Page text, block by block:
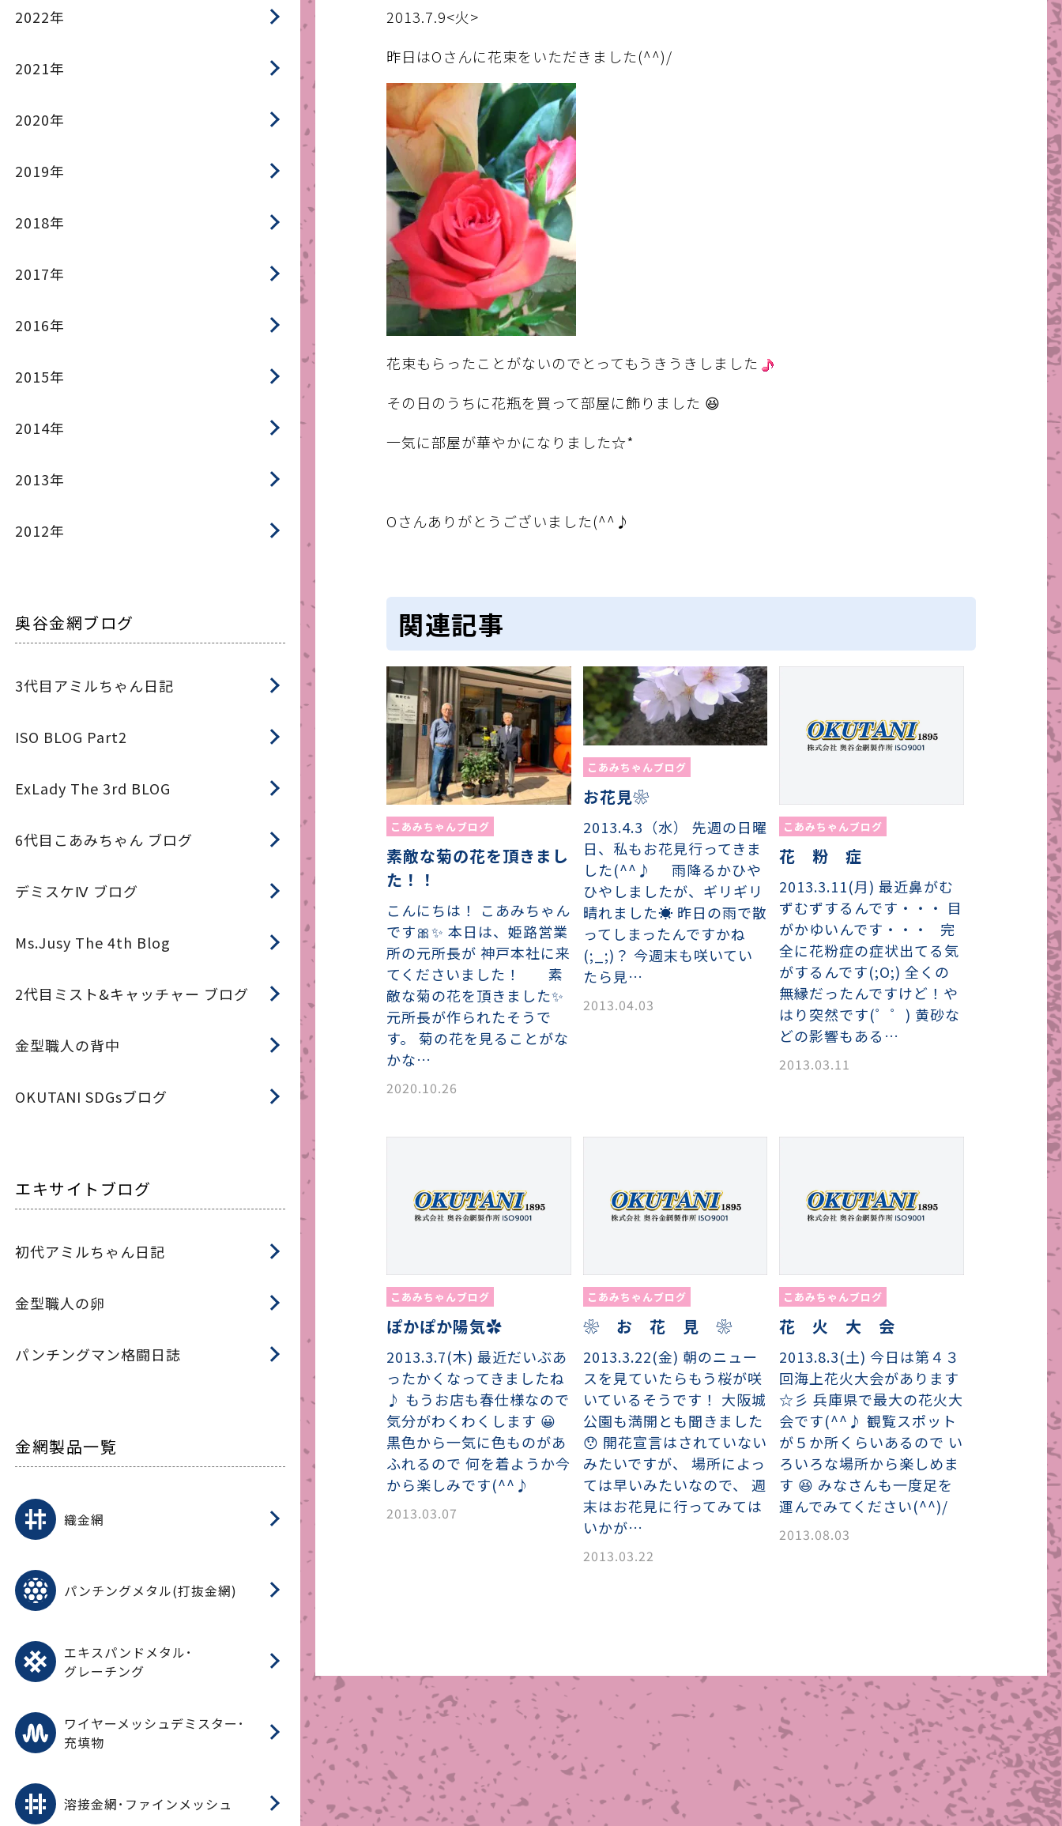
2022年
2021年
2020年
2019年
2018年
2017年
2016年
2015年
2014年
2013年
2012年
奥谷金網ブログ
3代目アミルちゃん日記
ISO BLOG Part2
ExLady The 3rd BLOG
6代目こあみちゃん ブログ
デミスケⅣ ブログ
Ms.Jusy The 4th Blog
2代目ミスト&キャッチャー ブログ
金型職人の背中
OKUTANI SDGsブログ
エキサイトブログ
初代アミルちゃん日記
金型職人の卵
パンチングマン格闘日誌
金網製品一覧
織金網
金網網目一覧表
(滑面式金網)
(長目金網)
パンチングメタル(打抜金網)
エキスパンドメタル･
グレーチング
ワイヤーメッシュデミスター･
充填物
ワイヤーメッシュデミスター
蒸留用填充物
デミスター加工品
溶接金網･ファインメッシュ
溶接金網
ファインメッシュ
ファインメッシュ加工品
2013.7.9<火>
昨日はOさんに花束をいただきました(^^)/
花束もらったことがないのでとってもうきうきしました
その日のうちに花瓶を買って部屋に飾りました 😆
一気に部屋が華やかになりました☆*
Oさんありがとうございました(^^♪
関連記事
こあみちゃんブログ
素敵な菊の花を頂きまし
た！！
こんにちは！ こあみちゃん
です🎀✨ 本日は、姫路営業
所の元所長が 神戸本社に来
てくださいました！ 素
敵な菊の花を頂きました✨
元所長が作られたそうで
す。 菊の花を見ることがな
かな…
2020.10.26
こあみちゃんブログ
お花見❀
2013.4.3（水） 先週の日曜
日、私もお花見行ってきま
した(^^♪ 雨降るかひや
ひやしましたが、ギリギリ
晴れました☀ 昨日の雨で散
ってしまったんですかね
(;_;)？ 今週末も咲いてい
たら見…
2013.04.03
こあみちゃんブログ
花 粉 症
2013.3.11(月) 最近鼻がむ
ずむずするんです・・・ 目
がかゆいんです・・・ 完
全に花粉症の症状出てる気
がするんです(;O;) 全くの
無縁だったんですけど！や
はり突然です(゜゜) 黄砂な
どの影響もある…
2013.03.11
こあみちゃんブログ
ぽかぽか陽気✿
2013.3.7(木) 最近だいぶあ
ったかくなってきましたね
♪ もうお店も春仕様なので
気分がわくわくします 😀
黒色から一気に色ものがあ
ふれるので 何を着ようか今
から楽しみです(^^♪
2013.03.07
こあみちゃんブログ
❀ お 花 見 ❀
2013.3.22(金) 朝のニュー
スを見ていたらもう桜が咲
いているそうです！ 大阪城
公園も満開とも聞きました
😯 開花宣言はされていない
みたいですが、 場所によっ
ては早いみたいなので、 週
末はお花見に行ってみては
いかが…
2013.03.22
こあみちゃんブログ
花 火 大 会
2013.8.3(土) 今日は第４３
回海上花火大会があります
☆彡 兵庫県で最大の花火大
会です(^^♪ 観覧スポット
が５か所くらいあるので い
ろいろな場所から楽しめま
す 😆 みなさんも一度足を
運んでみてください(^^)/
2013.08.03